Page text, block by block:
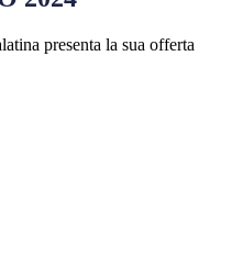
presenta la sua offerta